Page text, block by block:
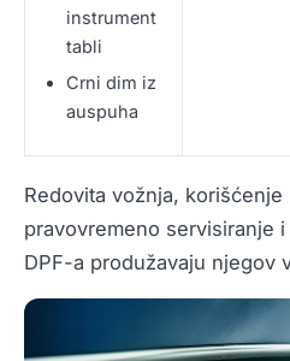
instrument
tabli
Crni dim iz
auspuha
Redovita vožnja,
pravovremeno servisiranje
DPF-a produžavaju njegov